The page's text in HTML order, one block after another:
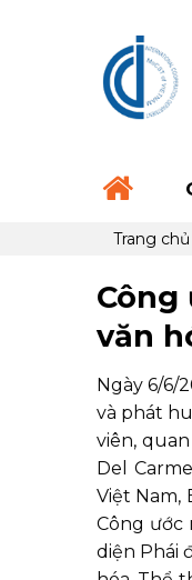
Trang chủ
Công
văn
Ngày 6/6/
và phát
viên,
Del
Việt Nam,
Công ước
diện Phái